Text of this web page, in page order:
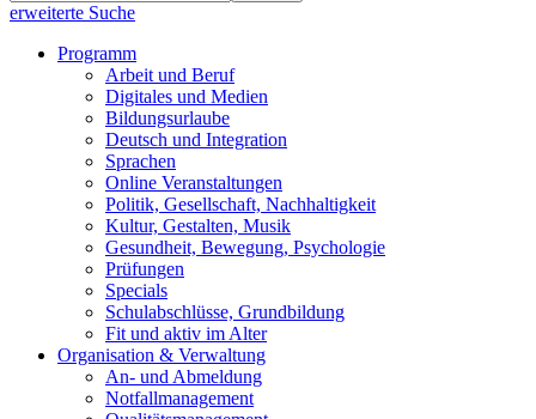
erweiterte Suche
Programm
Arbeit und Beruf
Digitales und Medien
Bildungsurlaube
Deutsch und Integration
Sprachen
Online Veranstaltungen
Politik, Gesellschaft, Nachhaltigkeit
Kultur, Gestalten, Musik
Gesundheit, Bewegung, Psychologie
Prüfungen
Specials
Schulabschlüsse, Grundbildung
Fit und aktiv im Alter
Organisation & Verwaltung
An- und Abmeldung
Notfallmanagement